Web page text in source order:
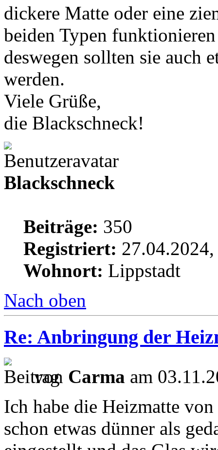
dickere Matte oder eine
beiden Typen
deswegen sollten sie auch
werden.
Viele Grüße,
die Blackschneck!
Blackschneck
Beiträge: 350
Registriert:
Wohnort: Lippstadt
Nach oben
Re: Anbringung der
von Carma am
Ich habe die Heizmatte
schon etwas dünner als